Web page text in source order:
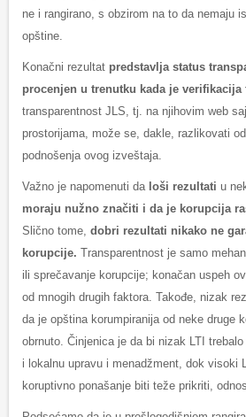
ne i rangirano, s obzirom na to da nemaju
opštine.
Konačni rezultat predstavlja status
procenjen u trenutku kada je
transparentnost JLS, tj. na njihovim web
prostorijama, može se, dakle, razlikovati
podnošenja ovog izveštaja.
Važno je napomenuti da loši rezultati u
moraju nužno značiti i da je korupcija
Slično tome, dobri rezultati nikako ne
korupcije. Transparentnost je samo
ili sprečavanje korupcije; konačan uspeh
od mnogih drugih faktora. Takođe, nizak
da je opština korumpiranija od neke druge
obrnuto. Činjenica je da bi nizak LTI trebalo
i lokalnu upravu i menadžment, dok visoki
koruptivno ponašanje biti teže prikriti,